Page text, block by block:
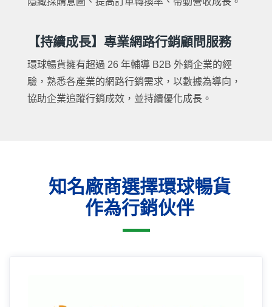
【持續成長】專業網路行銷顧問服務
環球暢貨擁有超過 26 年輔導 B2B 外銷企業的經
驗，熟悉各產業的網路行銷需求，以數據為導向，
協助企業追蹤行銷成效，並持續優化成長。
知名廠商選擇環球暢貨
作為行銷伙伴